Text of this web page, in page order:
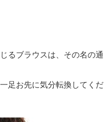
るブラウスは、その名の通
足お先に気分転換してくだ